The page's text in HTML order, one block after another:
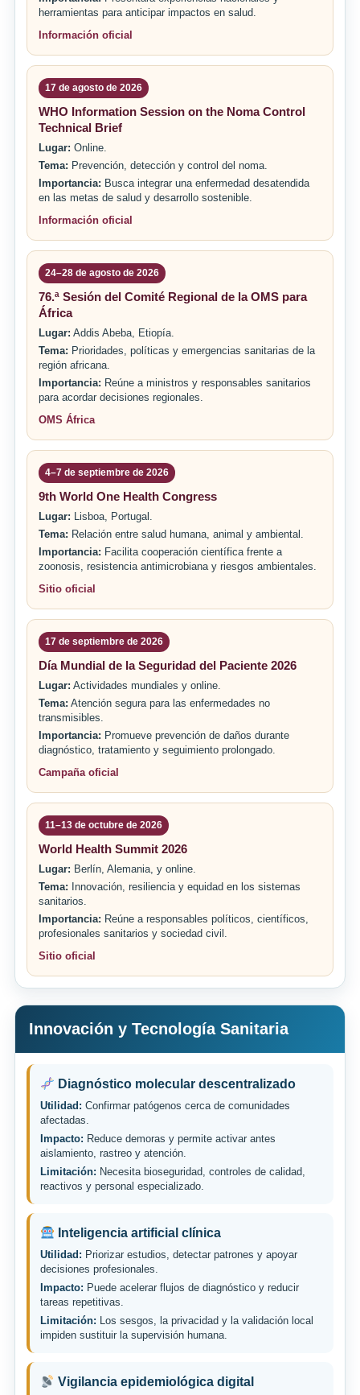
herramientas para anticipar impactos en salud.
Información oficial
17 de agosto de 2026
WHO Information Session on the Noma Control
Technical Brief
Lugar: Online.
Tema: Prevención, detección y control del noma.
Importancia: Busca integrar una enfermedad desatendida
en las metas de salud y desarrollo sostenible.
Información oficial
24–28 de agosto de 2026
76.ª Sesión del Comité Regional de la OMS para
África
Lugar: Addis Abeba, Etiopía.
Tema: Prioridades, políticas y emergencias sanitarias de la
región africana.
Importancia: Reúne a ministros y responsables sanitarios
para acordar decisiones regionales.
OMS África
4–7 de septiembre de 2026
9th World One Health Congress
Lugar: Lisboa, Portugal.
Tema: Relación entre salud humana, animal y ambiental.
Importancia: Facilita cooperación científica frente a
zoonosis, resistencia antimicrobiana y riesgos ambientales.
Sitio oficial
17 de septiembre de 2026
Día Mundial de la Seguridad del Paciente 2026
Lugar: Actividades mundiales y online.
Tema: Atención segura para las enfermedades no
transmisibles.
Importancia: Promueve prevención de daños durante
diagnóstico, tratamiento y seguimiento prolongado.
Campaña oficial
11–13 de octubre de 2026
World Health Summit 2026
Lugar: Berlín, Alemania, y online.
Tema: Innovación, resiliencia y equidad en los sistemas
sanitarios.
Importancia: Reúne a responsables políticos, científicos,
profesionales sanitarios y sociedad civil.
Sitio oficial
Innovación y Tecnología Sanitaria
Diagnóstico molecular descentralizado
Utilidad: Confirmar patógenos cerca de comunidades
afectadas.
Impacto: Reduce demoras y permite activar antes
aislamiento, rastreo y atención.
Limitación: Necesita bioseguridad, controles de calidad,
reactivos y personal especializado.
Inteligencia artificial clínica
Utilidad: Priorizar estudios, detectar patrones y apoyar
decisiones profesionales.
Impacto: Puede acelerar flujos de diagnóstico y reducir
tareas repetitivas.
Limitación: Los sesgos, la privacidad y la validación local
impiden sustituir la supervisión humana.
Vigilancia epidemiológica digital